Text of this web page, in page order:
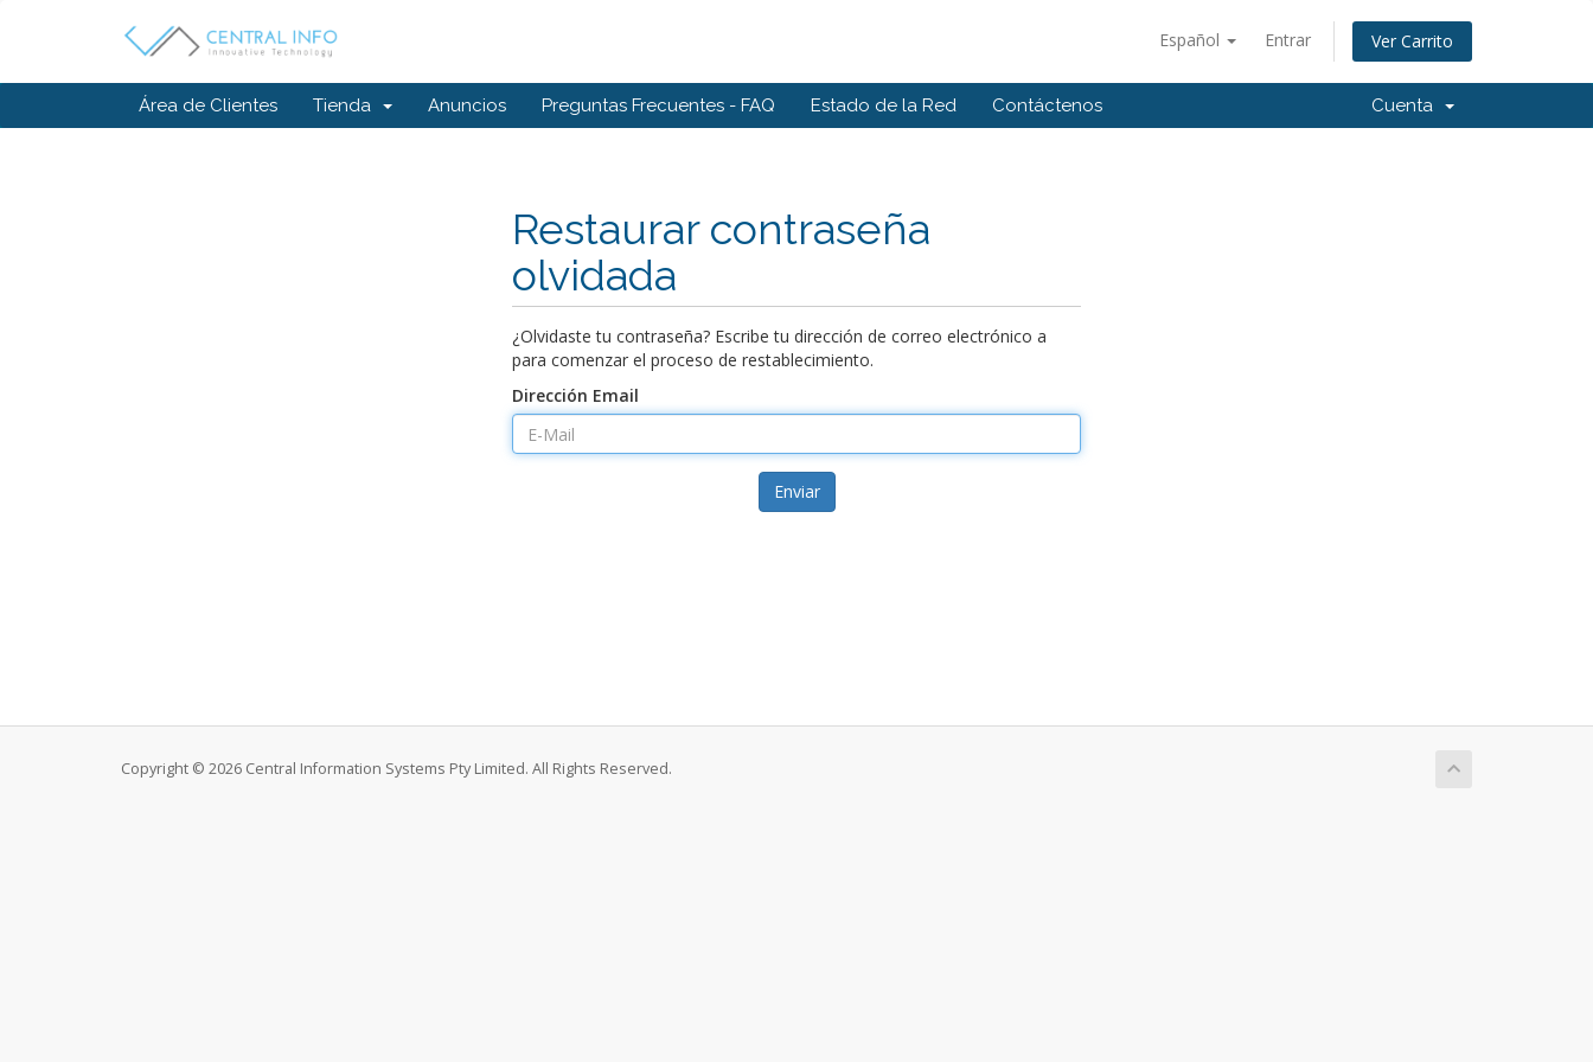
Español Entrar Ver Carrito
Área de Clientes Tienda Anuncios Preguntas Frecuentes - FAQ Estado de la Red Contáctenos Cuenta
Restaurar contraseña
olvidada
¿Olvidaste tu contraseña? Escribe tu dirección de correo electrónico a
para comenzar el proceso de restablecimiento.
Dirección Email
Enviar
Copyright © 2026 Central Information Systems Pty Limited. All Rights Reserved.